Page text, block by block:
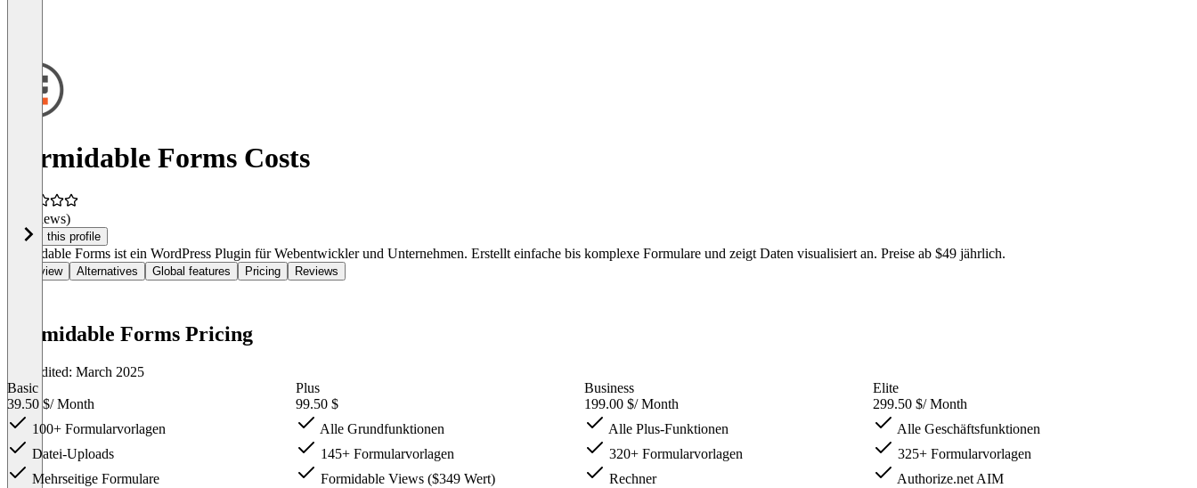
Formidable Forms Costs
(0 reviews)
Claim this profile
Formidable Forms ist ein WordPress Plugin für Webentwickler und Unternehmen. Erstellt einfache bis komplexe Formulare und zeigt Daten visualisiert an. Preise ab $49 jährlich.
Overview Alternatives Global features Pricing Reviews
Formidable Forms Pricing
Last edited: March 2025
Basic
39.50 $/ Month
100+ Formularvorlagen
Datei-Uploads
Mehrseitige Formulare
Plus
99.50 $
Alle Grundfunktionen
145+ Formularvorlagen
Formidable Views ($349 Wert)
Business
199.00 $/ Month
Alle Plus-Funktionen
320+ Formularvorlagen
Rechner
Elite
299.50 $/ Month
Alle Geschäftsfunktionen
325+ Formularvorlagen
Authorize.net AIM